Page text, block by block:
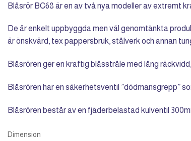
Blåsrör BC68 är en av två nya modeller av extremt
De är enkelt uppbyggda men väl genomtänkta
är önskvärd, tex pappersbruk, stålverk och annan
Blåsrören ger en kraftig blåsstråle med lång
Blåsrören har en säkerhetsventil ”dödmansgrepp”
Blåsrören består av en fjäderbelastad kulventil
Dimension